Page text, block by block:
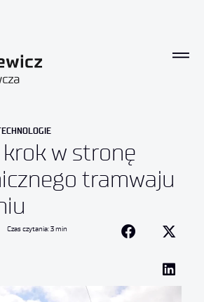
w stronę
tramwaju
Czas czytania: 3 min